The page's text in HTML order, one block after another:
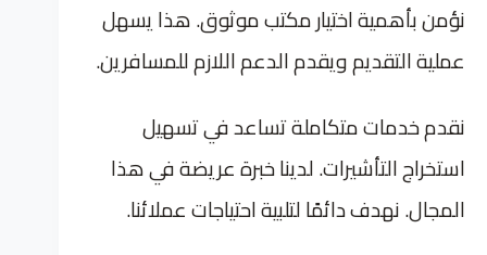
نؤمن بأهمية اختيار مكتب موثوق. هذا يسهل
عملية التقديم ويقدم الدعم اللازم للمسافرين.
نقدم خدمات متكاملة تساعد في تسهيل
استخراج التأشيرات. لدينا خبرة عريضة في هذا
المجال. نهدف دائمًا لتلبية احتياجات عملائنا.